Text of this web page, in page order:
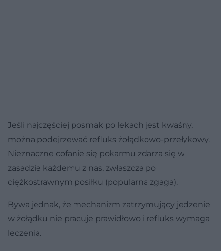
Jeśli najczęściej posmak po lekach jest kwaśny,
można podejrzewać refluks żołądkowo-przełykowy.
Nieznaczne cofanie się pokarmu zdarza się w
zasadzie każdemu z nas, zwłaszcza po
ciężkostrawnym posiłku (popularna zgaga).
Bywa jednak, że mechanizm zatrzymujący jedzenie
w żołądku nie pracuje prawidłowo i refluks wymaga
leczenia.